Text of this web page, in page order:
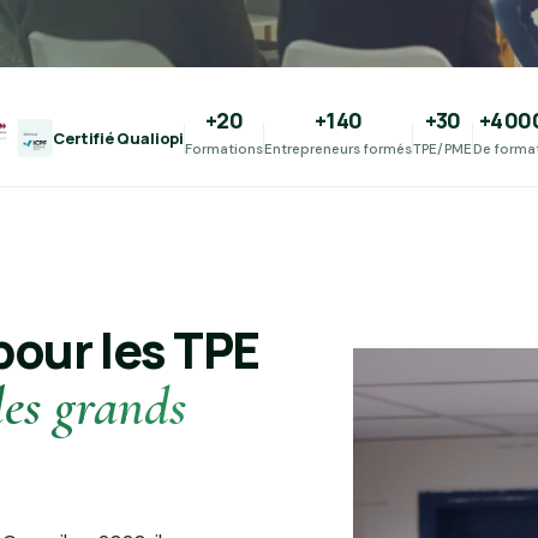
de formation
Certifié Qualiopi
+20
Formations
+140
Entrepreneurs formés
+30
TPE/PME
+4
De
les TPE
grands